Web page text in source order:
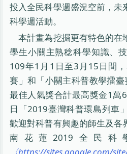
投入全民科學週盛況空前，未
科學週活動。
本計畫為挖掘更有特色的在
學生小關主熟稔科學知識、
109年1月1日至3月15日間
賽」和「小關主科普教學擂
最佳人氣獎合計最高獎金1萬
日「2019臺灣科普環島列車
歡迎對科普有興趣的師生及各
南花蓮2019全民科
〈https://sites.google.com/